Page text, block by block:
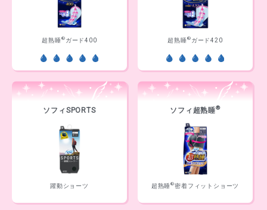
超熟睡® ガード400 超熟睡® ガード420
ソフィSPORTS
躍動ショーツ
ソフィ超熟睡®
超熟睡®密着フィットショーツ